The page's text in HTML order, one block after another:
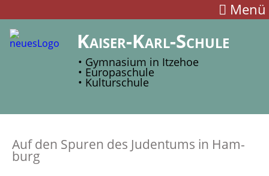
Menü
Kaiser-Karl-Schule
• Gymnasium in Itzehoe
• Europaschule
• Kulturschule
Auf den Spu­ren des Ju­den­tums in Ham­
burg